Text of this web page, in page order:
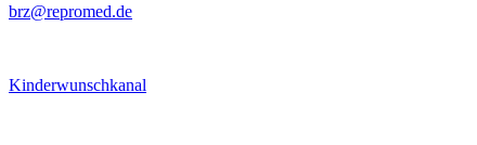
brz@repromed.de
Kinderwunschkanal